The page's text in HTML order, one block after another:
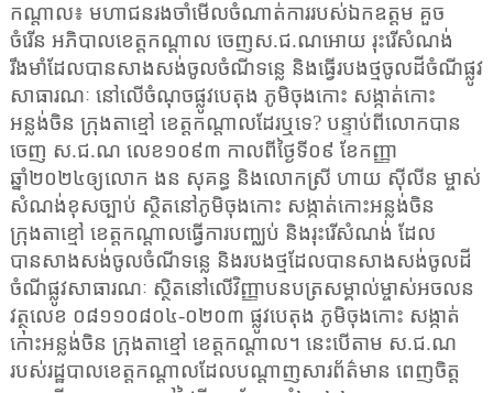
កណ្ដាល៖ មហាជនរងចាំមើលចំណាត់ការរបស់ឯកឧត្តម គួច
ចំរើន អភិបាលខេត្តកណ្ដាល ចេញស.ជ.ណអោយ រុះរើសំណង់
រឹងមាំដែលបានសាងសង់ចូលចំណីទន្លេ និងធ្វើរបងថ្មចូលដីចំណីផ្លូវ
សាធារណៈ នៅលើចំណុចផ្លូវបេតុង ភូមិចុងកោះ សង្កាត់កោះ
អន្លង់ចិន ក្រុងតាខ្មៅ ខេត្តកណ្តាលដែរឬទេ? បន្ទាប់ពីលោកបាន
ចេញ ស.ជ.ណ លេខ១០៩៣ កាលពីថ្ងៃទី០៩ ខែកញ្ញា
ឆ្នាំ២០២៤ឲ្យលោក ងន សុគន្ធ និងលោកស្រី ហាយ ស៊ីលីន ម្ចាស់
សំណង់ខុសច្បាប់ ស្ថិតនៅភូមិចុងកោះ សង្កាត់កោះអន្លង់ចិន
ក្រុងតាខ្មៅ ខេត្តកណ្តាលធ្វើការបញ្ឈប់ និងរុះរើសំណង់ ដែល
បានសាងសង់ចូលចំណីទន្លេ និងរបងថ្មដែលបានសាងសង់ចូលដី
ចំណីផ្លូវសាធារណៈ ស្ថិតនៅលើវិញ្ញាបនបត្រសម្គាល់ម្ចាស់អចលន
វត្ថុលេខ ០៨១១០៨០៤-០២០៣ ផ្លូវបេតុង ភូមិចុងកោះ សង្កាត់
កោះអន្លង់ចិន ក្រុងតាខ្មៅ ខេត្តកណ្តាល។ នេះបើតាម ស.ជ.ណ
របស់រដ្ឋបាលខេត្តកណ្ដាលដែលបណ្ដាញសារព័ត៌មាន ពេញចិត្ត